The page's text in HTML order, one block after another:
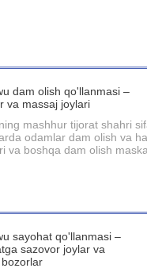
mashhur tijorat shahri
odamlar dam olish va
va boshqa dam olish